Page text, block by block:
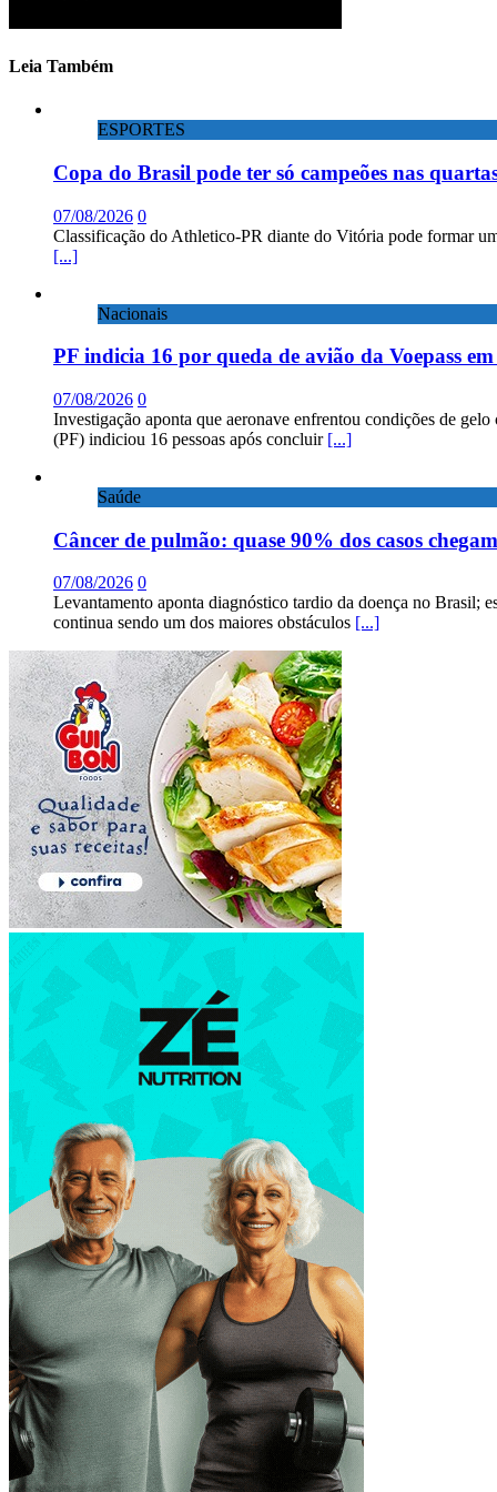
Leia Também
ESPORTES
Copa do Brasil pode ter só campeões nas
07/08/2026 0
Classificação do Athletico-PR diante do Vitória pode formar
[...]
Nacionais
PF indicia 16 por queda de avião da Voepass
07/08/2026 0
Investigação aponta que aeronave enfrentou condições de
(PF) indiciou 16 pessoas após concluir [...]
Saúde
Câncer de pulmão: quase 90% dos casos
07/08/2026 0
Levantamento aponta diagnóstico tardio da doença no Brasil;
continua sendo um dos maiores obstáculos [...]